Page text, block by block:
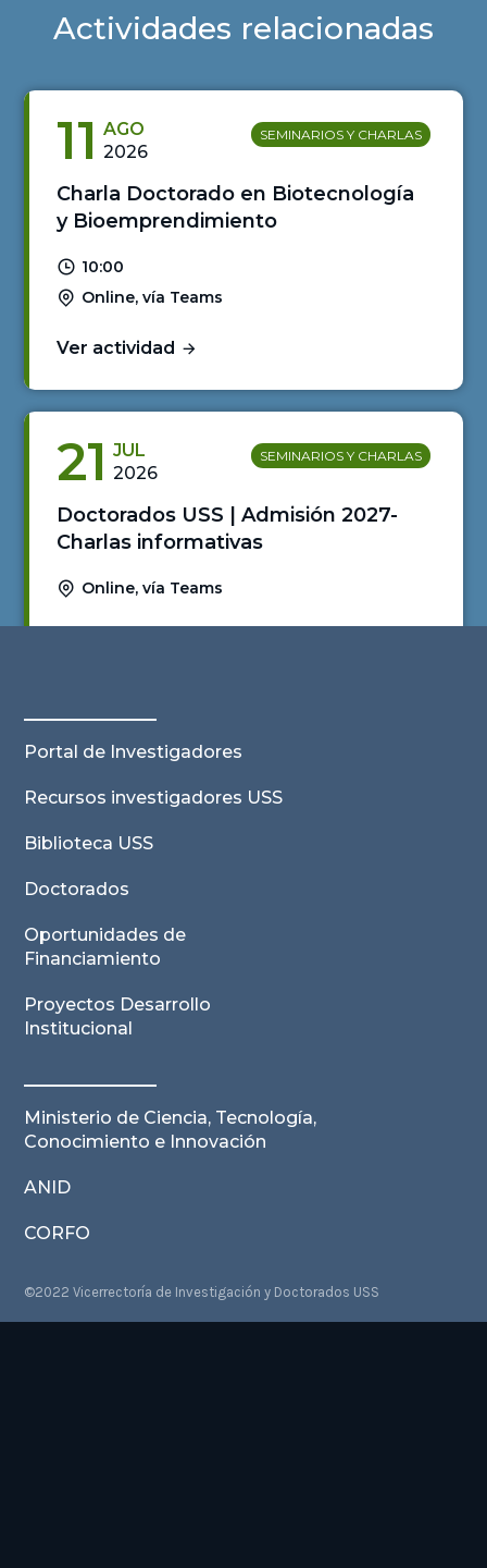
Actividades relacionadas
11 AGO
2026
SEMINARIOS Y CHARLAS
Charla Doctorado en Biotecnología
y Bioemprendimiento
10:00
Online, vía Teams
Ver actividad
21 JUL
2026
SEMINARIOS Y CHARLAS
Doctorados USS | Admisión 2027-
Charlas informativas
Online, vía Teams
Portal de Investigadores
Recursos investigadores USS
Biblioteca USS
Doctorados
Oportunidades de
Financiamiento
Proyectos Desarrollo
Institucional
Ministerio de Ciencia, Tecnología,
Conocimiento e Innovación
ANID
CORFO
©2022 Vicerrectoría de Investigación y Doctorados USS